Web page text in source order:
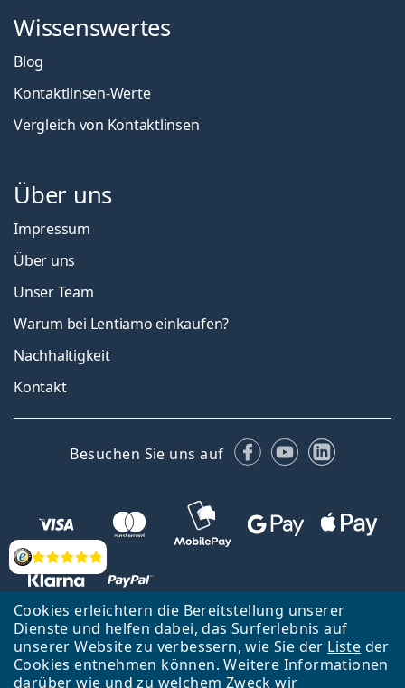
Cookies erleichtern die Bereitstellung unserer
Dienste und helfen dabei, das Surferlebnis auf
unserer Website zu verbessern, wie Sie der Liste der
Cookies entnehmen können. Weitere Informationen
darüber wie und zu welchem Zweck wir
Bewertung
Wissenswertes
Blog
Kontaktlinsen-Werte
Vergleich von Kontaktlinsen
Über uns
Impressum
Über uns
Unser Team
Warum bei Lentiamo einkaufen?
Nachhaltigkeit
Kontakt
Besuchen Sie uns auf Facebook
YouTubeLinkedIn
Zurück zur Hauptseite
Nach oben
Lentiamo s.r.o., Tschechien ist Eigentümer und Betreiber des Online-